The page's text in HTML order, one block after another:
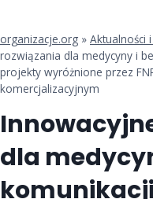
organizacje.org » Aktualności
rozwiązania dla medycyny i
projekty wyróżnione przez
komercjalizacyjnym
dla
komunikacji